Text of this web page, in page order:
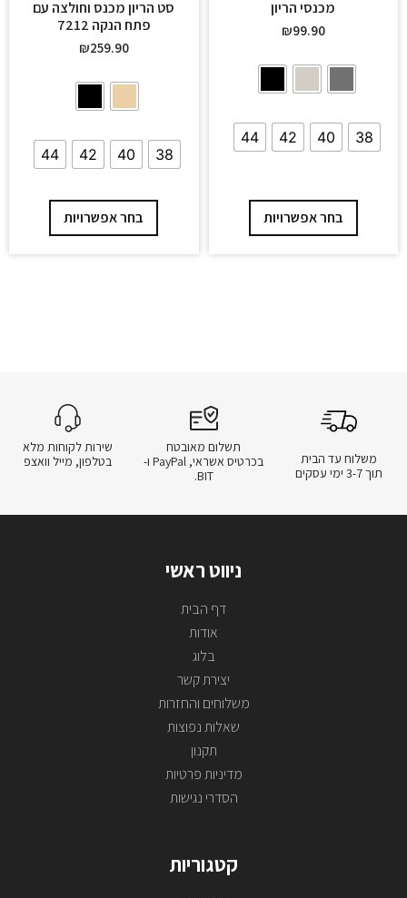
מכנסי הריון
₪99.90
38
40
42
44
בחר אפשרויות
סט הריון מכנס וחולצה עם
פתח הנקה 7212
₪259.90
38
40
42
44
בחר אפשרויות
משלוח עד הבית
תוך 3-7 ימי עסקים
תשלום מאובטח
בכרטיס אשראי, PayPal ו-
BIT.
שירות לקוחות מלא
בטלפון, מייל וואצפ
ניווט ראשי
דף הבית
אודות
בלוג
יצירת קשר
משלוחים והחזרות
שאלות נפוצות
תקנון
מדיניות פרטיות
הסדרי נגישות
קטגוריות